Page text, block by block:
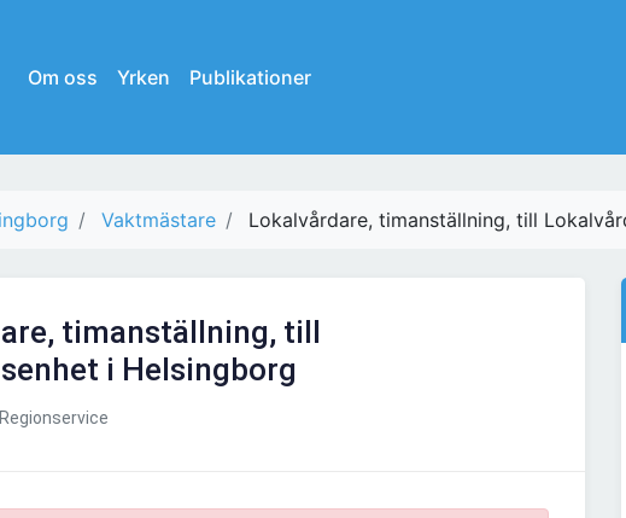
Om oss Yrken Publikationer
Vaktmästare Lokalvårdare, timanställning, till
timanställning, till
i Helsingborg